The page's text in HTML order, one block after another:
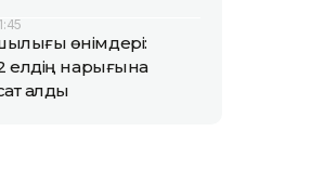
өнімдері:
елдің нарығына
алды